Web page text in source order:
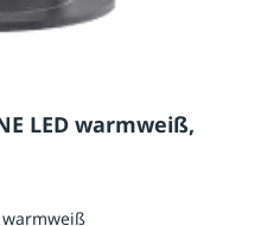
LED warmweiß,
warmweiß